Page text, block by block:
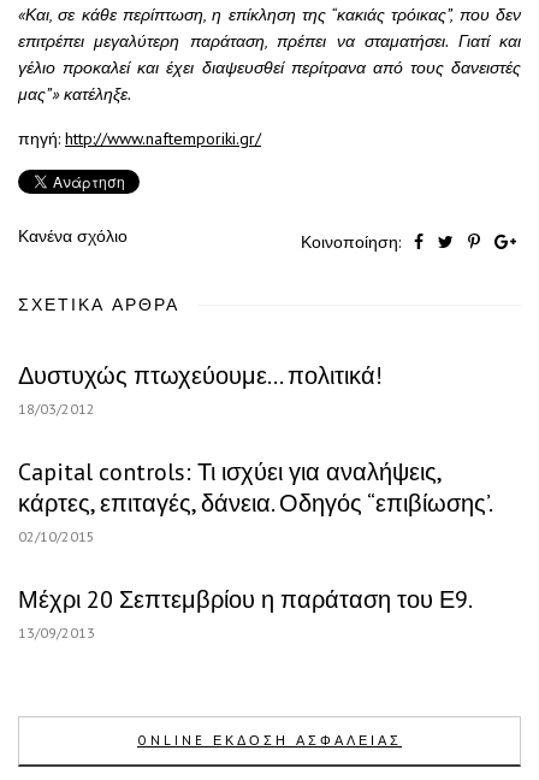
«Και, σε κάθε περίπτωση, η επίκληση της “κακιάς τρόικας”, που δεν
επιτρέπει μεγαλύτερη παράταση, πρέπει να σταματήσει. Γιατί και
γέλιο προκαλεί και έχει διαψευσθεί περίτρανα από τους δανειστές
μας”» κατέληξε.
πηγή: http://www.naftemporiki.gr/
Κανένα σχόλιο Κοινοποίηση:
ΣΧΕΤΙΚΆ ΆΡΘΡΑ
Δυστυχώς πτωχεύουμε… πολιτικά!
18/03/2012
Capital controls: Τι ισχύει για αναλήψεις,
κάρτες, επιταγές, δάνεια. Οδηγός “επιβίωσης’.
02/10/2015
Μέχρι 20 Σεπτεμβρίου η παράταση του Ε9.
13/09/2013
ONLINE ΕΚΔΟΣΗ ΑΣΦΑΛΕΙΑΣ